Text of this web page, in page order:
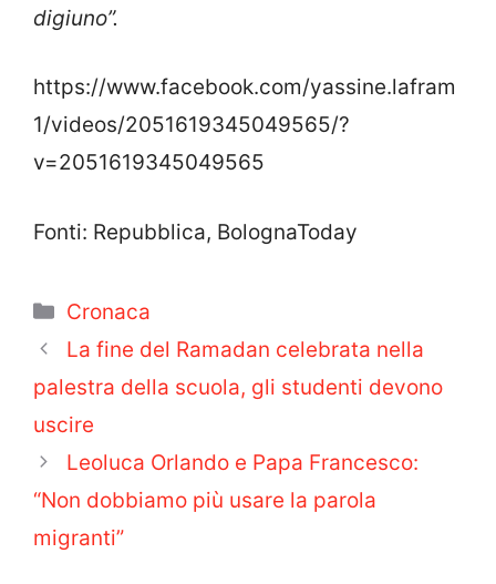
digiuno”.
https://www.facebook.com/yassine.lafram
1/videos/2051619345049565/?
v=2051619345049565
Fonti: Repubblica, BolognaToday
Categorie
Cronaca
La fine del Ramadan celebrata nella
palestra della scuola, gli studenti devono
uscire
Leoluca Orlando e Papa Francesco:
“Non dobbiamo più usare la parola
migranti”